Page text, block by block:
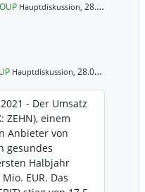
Hauptdiskussion, 28.07.2021 7:09 Uhr
Hauptdiskussion, 28.07.2021 7:08 Uhr
- Der Umsatz
ZEHN), einem
Anbieter von
gesundes
Halbjahr
EUR. Das